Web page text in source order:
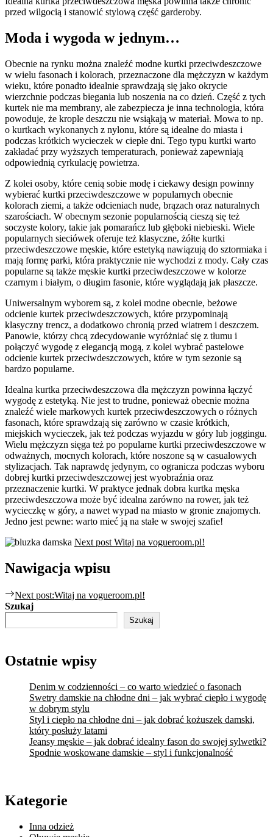
przed wilgocią i stanowić stylową część garderoby.
Moda i wygoda w jednym…
Obecnie na rynku można znaleźć modne kurtki przeciwdeszczowe
w wielu fasonach i kolorach, przeznaczone dla mężczyzn w każdym
wieku, które ponadto idealnie sprawdzają się jako okrycie
wierzchnie podczas biegania lub noszenia na co dzień. Część z tych
kurtek nie ma membrany, ale zabezpiecza je inna technologia, która
powoduje, że krople deszczu nie wsiąkają w materiał. Mowa to np.
o kurtkach wykonanych z nylonu, które są idealne do miasta i
podczas krótkich wycieczek w ciepłe dni. Tego typu kurtki warto
zakładać przy wyższych temperaturach, ponieważ zapewniają
odpowiednią cyrkulację powietrza.
Z kolei osoby, które cenią sobie modę i ciekawy design powinny
wybierać kurtki przeciwdeszczowe w popularnych obecnie
kolorach ziemi, a także odcieniach nude, brązach oraz naturalnych
szarościach. W obecnym sezonie popularnością cieszą się też
soczyste kolory, takie jak pomarańcz lub głęboki niebieski. Wiele
popularnych sieciówek oferuje też klasyczne, żółte kurtki
przeciwdeszczowe męskie, które estetyką nawiązują do sztormiaka i
mają formę parki, która praktycznie nie wychodzi z mody. Cały czas
popularne są także męskie kurtki przeciwdeszczowe w kolorze
czarnym i białym, o długim fasonie, które wyglądają jak płaszcze.
Uniwersalnym wyborem są, z kolei modne obecnie, beżowe
odcienie kurtek przeciwdeszczowych, które przypominają
klasyczny trencz, a dodatkowo chronią przed wiatrem i deszczem.
Panowie, którzy chcą zdecydowanie wyróżniać się z tłumu i
połączyć wygodę z elegancją mogą, z kolei wybrać pastelowe
odcienie kurtek przeciwdeszczowych, które w tym sezonie są
bardzo popularne.
Idealna kurtka przeciwdeszczowa dla mężczyzn powinna łączyć
wygodę z estetyką. Nie jest to trudne, ponieważ obecnie można
znaleźć wiele markowych kurtek przeciwdeszczowych o różnych
fasonach, które sprawdzają się zarówno w czasie krótkich,
miejskich wycieczek, jak też podczas wyjazdu w góry lub joggingu.
Wielu mężczyzn sięga też po popularne kurtki przeciwdeszczowe w
odważnych, mocnych kolorach, które noszone są w casualowych
stylizacjach. Tak naprawdę jedynym, co ogranicza podczas wyboru
dobrej kurtki przeciwdeszczowej jest wyobraźnia oraz
przeznaczenie kurtki. W praktyce jednak dobra kurtka męska
przeciwdeszczowa może być idealna zarówno na rower, jak też
wycieczkę w góry, a nawet wypad na miasto w gronie znajomych.
Jedno jest pewne: warto mieć ją na stałe w swojej szafie!
Next post Witaj na vogueroom.pl!
Nawigacja wpisu
Next post:Witaj na vogueroom.pl!
Szukaj
Szukaj
Ostatnie wpisy
Denim w codzienności – co warto wiedzieć o fasonach
Swetry damskie na chłodne dni – jak wybrać ciepło i wygodę
w dobrym stylu
Styl i ciepło na chłodne dni – jak dobrać kożuszek damski,
który posłuży latami
Jeansy męskie – jak dobrać idealny fason do swojej sylwetki?
Spodnie woskowane damskie – styl i funkcjonalność
Kategorie
Inna odzież